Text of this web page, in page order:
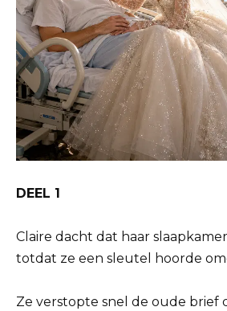
DEEL 1
Claire dacht dat haar
totdat ze een sleutel hoorde
Ze verstopte snel de oude brief